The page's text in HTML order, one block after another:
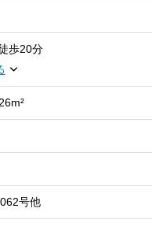
歩20分
号他